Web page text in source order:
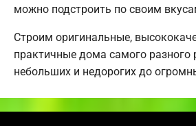
можно подстроить по своим
Строим оригинальные,
практичные дома самого разного
небольших и недорогих до